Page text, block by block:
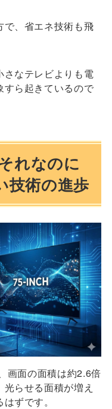
で、省エネ技術も飛
さなテレビよりも電
すら起きているので
れなのに
技術の進歩
画面の面積は約2.6倍
らせる面積が増え
ずです。